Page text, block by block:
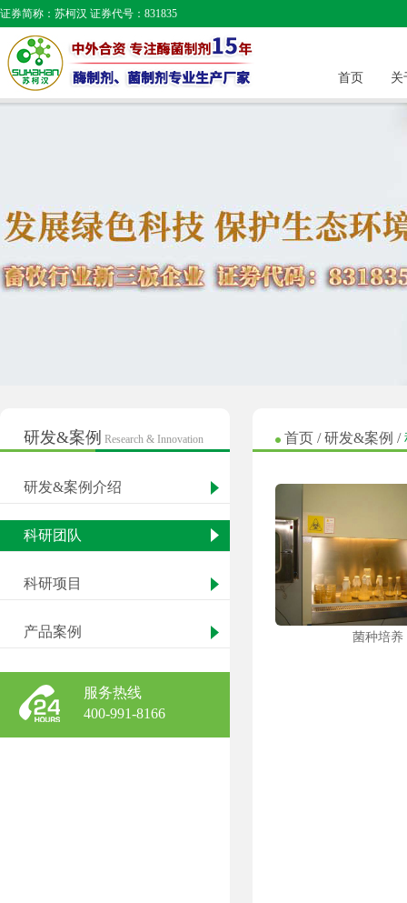
证券简称：苏柯汉 证券代号：831835
首页 关
研发&案例 Research & Innovation
研发&案例介绍
科研团队
科研项目
产品案例
服务热线
400-991-8166
首页 /研发&案例 /
菌种培养